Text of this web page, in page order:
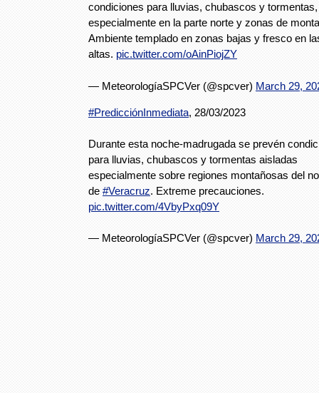
condiciones para lluvias, chubascos y tormentas,
especialmente en la parte norte y zonas de
Ambiente templado en zonas bajas y fresco en
altas. pic.twitter.com/oAinPiojZY
— MeteorologíaSPCVer (@spcver) March 29,
#PredicciónInmediata, 28/03/2023
Durante esta noche-madrugada se prevén
para lluvias, chubascos y tormentas aisladas
especialmente sobre regiones montañosas del
de #Veracruz. Extreme precauciones.
pic.twitter.com/4VbyPxq09Y
— MeteorologíaSPCVer (@spcver) March 29,